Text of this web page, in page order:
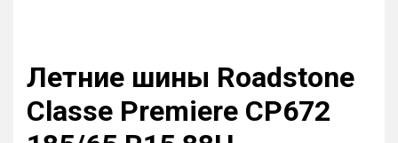
Летние шины Roadstone
Classe Premiere CP672